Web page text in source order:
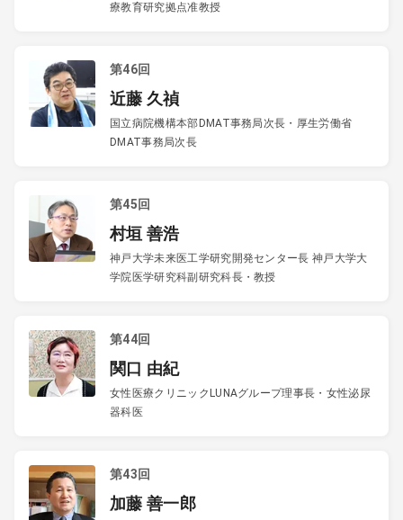
療教育研究拠点准教授
第46回
近藤 久禎
国立病院機構本部DMAT事務局次長・厚生労働省
DMAT事務局次長
第45回
村垣 善浩
神戸大学未来医工学研究開発センター長 神戸大学大
学院医学研究科副研究科長・教授
第44回
関口 由紀
女性医療クリニックLUNAグループ理事長・女性泌尿
器科医
第43回
加藤 善一郎